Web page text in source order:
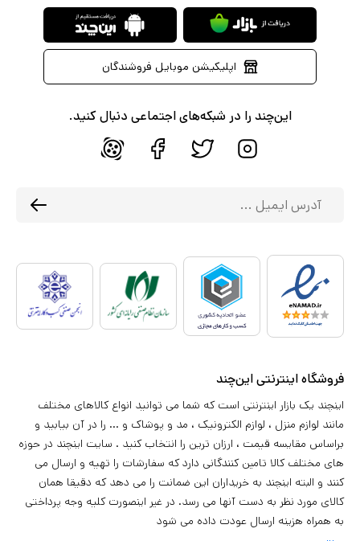
اپلیکیشن موبایل فروشندگان
این‌چند را در شبکه‌های اجتماعی دنبال کنید.
فروشگاه اینترنتی این‌چند
اینچند یک بازار اینترنتی است که شما می توانید انواع کالاهای مختلف
مانند لوازم منزل ، لوازم الکترونیک ، مد و پوشاک و ... را در آن بیابید و
براساس مقایسه قیمت ، ارزان ترین را انتخاب کنید . سایت اینچند در حوزه
های مختلف کالا تامین کنندگانی دارد که سفارشات را تهیه و ارسال می
کنند و البته اینچند به خریداران این ضمانت را می دهد که دقیقا همان
کالای مورد نظر به دست آنها می رسد. در غیر اینصورت کلیه وجه پرداختی
به همراه هزینه ارسال عودت داده می شود